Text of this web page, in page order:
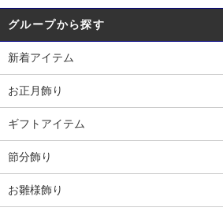
グループから探す
新着アイテム
お正月飾り
ギフトアイテム
節分飾り
お雛様飾り